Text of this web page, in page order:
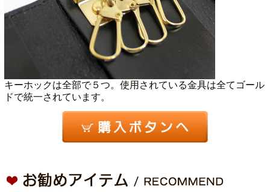
キーホックは全部で５つ。使用されている金具は全てゴール
ドで統一されています。